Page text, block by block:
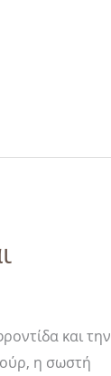
και την
η σωστή